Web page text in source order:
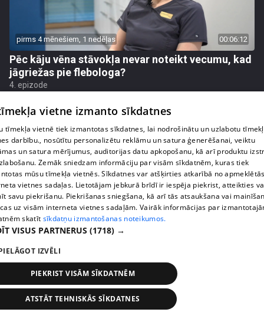
pirms 4 mēnešiem, 1 nedēļas 00:06:12
Pēc kāju vēna stāvokļa nevar noteikt vecumu, kad
jāgriežas pie flebologa?
4. epizode
pirms 4 mēnešiem, 2 nedēļām
Ko cilvēki patiesībā meklē energoterapijā pie
Agneses Zeltiņas
vietne izmanto sīkdatnes
tīmekļa vietnē tiek izmantotas sīkdatnes, lai nodrošinātu un uzlabotu
darbību., nosūtītu personalizētu reklāmu un satura ģenerēšanai, veiktu
un satura mērījumus, auditorijas datu apkopošanu, kā arī produktu
Zemāk sniedzam informāciju par visām sīkdatnēm, kuras tiek
mūsu tīmekļa vietnēs. Sīkdatnes var atšķirties atkarībā no
vietnes sadaļas. Lietotājam jebkurā brīdī ir iespēja piekrist, atteikties
savu piekrišanu. Piekrišanas sniegšana, kā arī tās atsaukšana vai
uz visām interneta vietnes sadaļām. Vairāk informācijas par
skatīt sīkdatņu izmantošanas noteikumos.
VISUS PARTNERUS (1718) →
IZVĒLI
PIEKRIST VISĀM SĪKDATNĒM
ATSTĀT TEHNISKĀS SĪKDATNES